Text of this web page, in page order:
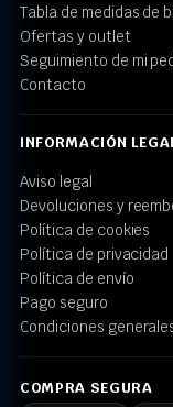
Tabla de medidas de
Ofertas y outlet
Seguimiento de mi
Contacto
INFORMACIÓN
Aviso legal
Devoluciones y
Política de cookies
Política de privacidad
Política de envío
Pago seguro
Condiciones
COMPRA SEGURA